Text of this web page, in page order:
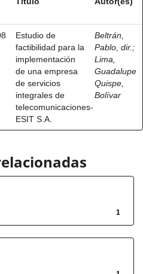
Estudio de
factibilidad para la
implementación
de una empresa
de servicios
integrales de
telecomunicaciones-
ESIT S.A.
Beltrán,
Pablo, dir. ;
Lima,
Guadalupe
Quispe,
Bolívar
1